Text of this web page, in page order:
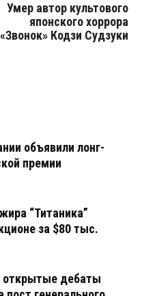
Умер автор культового
японского хоррора
«Звонок» Кодзи Судзуки
объявили лонг-
премии
“Титаника”
за $80 тыс.
дебаты